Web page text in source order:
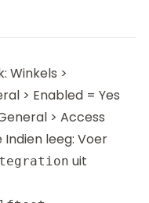
Winkels >
> Enabled = Yes
> Access
leeg: Voer
uit